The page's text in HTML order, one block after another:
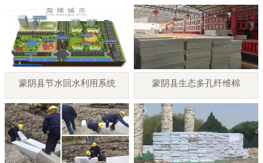
蒙阴县节水回水利用系统 蒙阴县生态多孔纤维棉